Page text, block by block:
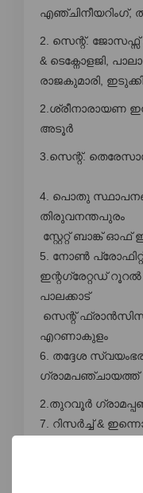
എഞ്ചിനീയറിംഗ്,
2. സെന്റ്.
& ടെക്നോളജി,
രാജകുമാരി, ഇടുക്കി
2.ശ്രീനാരായണ
അടൂർ
3.സെന്റ്.
4. പൊതു
തിരുവനന്തപുരം
സ്റ്റേറ്റ് ബാങ്ക് ഓഫ്
5. നോൺ
ഇന്റഗ്രേറ്റഡ് റൂറൽ
പാലക്കാട്
സെന്റ്
എറണാകുളം
6. തദ്ദേശ
ഗ്രാമപഞ്ചായത്ത്
2.തുറവൂർ
7. റിസർച്ച് &
1.ICAR -
ടെക്നോളജി,